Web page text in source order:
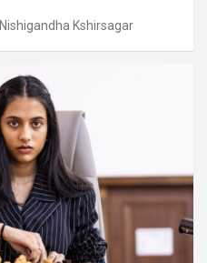
Nishigandha Kshirsagar